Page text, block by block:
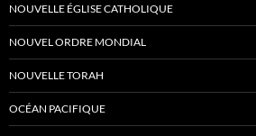
NOUVELLE ÉGLISE CATHOLIQUE
NOUVEL ORDRE MONDIAL
NOUVELLE TORAH
OCÉAN PACIFIQUE